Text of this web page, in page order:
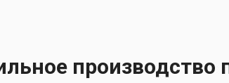
производство